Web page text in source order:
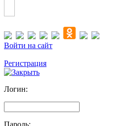
Войти на сайт
Регистрация
Логин: